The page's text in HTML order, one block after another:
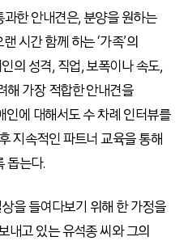
한 안내견은, 분양을 원하는
시간 함께 하는 ‘가족’의
의 성격, 직업, 보폭이나 속도,
해 가장 적합한 안내견을
인에 대해서도 수 차례 인터뷰를
지속적인 파트너 교육을 통해
돕는다.
을 들여다보기 위해 한 가정을
내고 있는 유석종 씨와 그의